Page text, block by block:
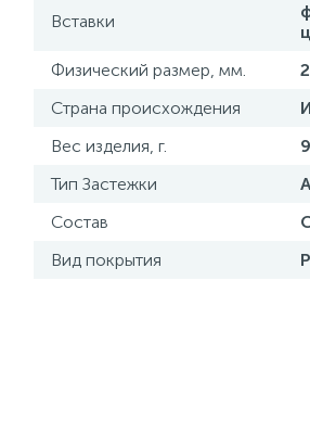
Вставки
Физический размер, мм.
Страна происхождения
Вес изделия, г.
Тип Застежки
Состав
Вид покрытия